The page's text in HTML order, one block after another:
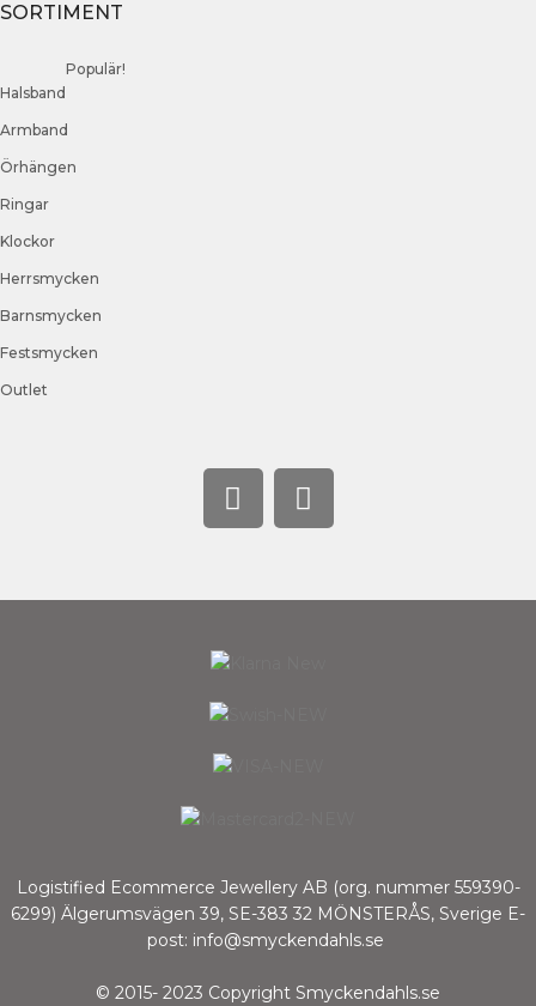
SORTIMENT
Halsband
Populär!
Armband
Örhängen
Ringar
Klockor
Herrsmycken
Barnsmycken
Festsmycken
Outlet
Logistified Ecommerce Jewellery AB (org. nummer 559390-
6299) Älgerumsvägen 39, SE-383 32 MÖNSTERÅS, Sverige E-
post: info@smyckendahls.se
© 2015- 2023 Copyright Smyckendahls.se